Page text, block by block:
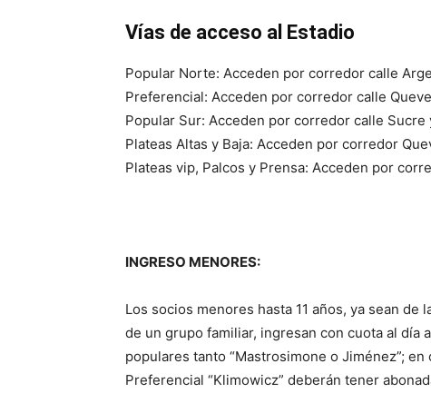
Vías de acceso al Estadio
Popular Norte: Acceden por corredor calle
Preferencial: Acceden por corredor calle
Popular Sur: Acceden por corredor calle Sucre
Plateas Altas y Baja: Acceden por corredor
Plateas vip, Palcos y Prensa: Acceden por
INGRESO MENORES:
Los socios menores hasta 11 años, ya sean
de un grupo familiar, ingresan con cuota al día
populares tanto “Mastrosimone o Jiménez”; en
Preferencial “Klimowicz” deberán tener